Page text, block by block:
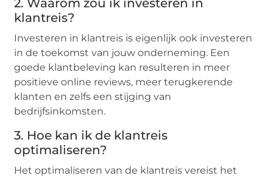
2. Waarom zou ik investeren in
klantreis?
Investeren in klantreis is eigenlijk ook investeren
in de toekomst van jouw onderneming. Een
goede klantbeleving kan resulteren in meer
positieve online reviews, meer terugkerende
klanten en zelfs een stijging van
bedrijfsinkomsten.
3. Hoe kan ik de klantreis
optimaliseren?
Het optimaliseren van de klantreis vereist het